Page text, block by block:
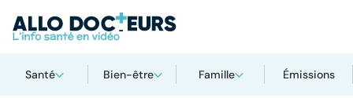
Santé Bien-être Famille Émissions